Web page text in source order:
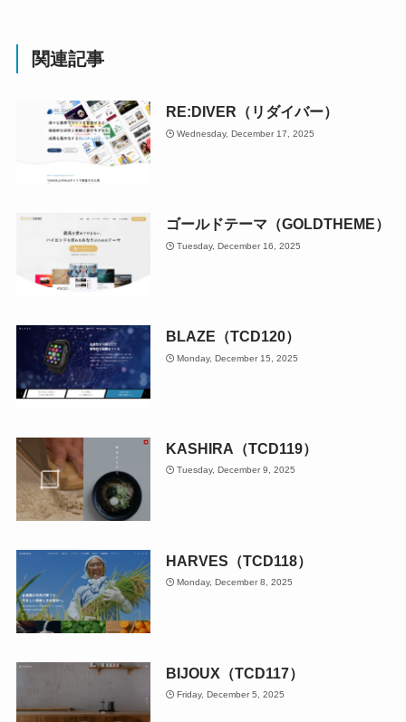
関連記事
RE:DIVER（リダイバー）
Wednesday, December 17, 2025
ゴールドテーマ（GOLDTHEME）
Tuesday, December 16, 2025
BLAZE（TCD120）
Monday, December 15, 2025
KASHIRA（TCD119）
Tuesday, December 9, 2025
HARVES（TCD118）
Monday, December 8, 2025
BIJOUX（TCD117）
Friday, December 5, 2025